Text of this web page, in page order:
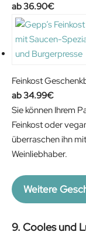
36.90€
Feinkost
34.99€
Sie können Ihrem
Feinkost oder
überraschen ihn
Weinliebhaber.
Weitere
9. Cooles und